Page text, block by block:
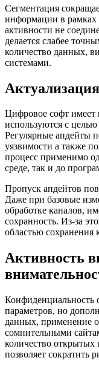
Сегментация
информации в
активности не
делается слабее
количество данных,
системами.
Цифровое софт имеет
используются с
Регулярные апдейты
уязвимости а также
процесс применимо
среде, так и до
Пропуск апдейтов
Даже при базовые
обработке каналов,
сохранность. Из-за
областью сохранения
Активность
Конфиденциальность
параметров, но
данных, применение
сомнительными
количество
позволяет сократить